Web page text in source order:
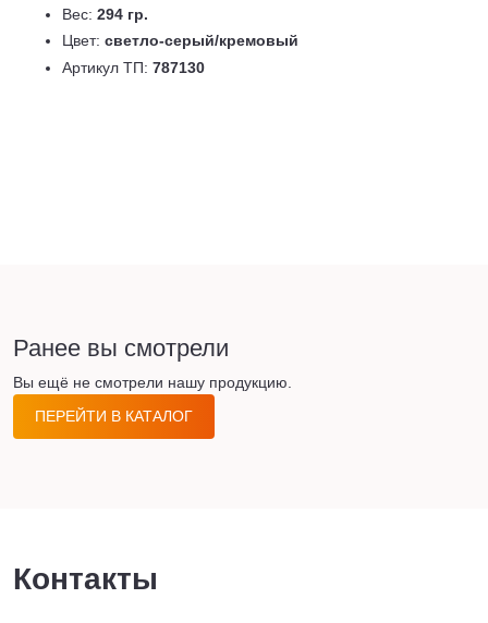
Вес: 294 гр.
Цвет: светло-серый/кремовый
Артикул ТП: 787130
Ранее вы смотрели
Вы ещё не смотрели нашу продукцию.
ПЕРЕЙТИ В КАТАЛОГ
Контакты